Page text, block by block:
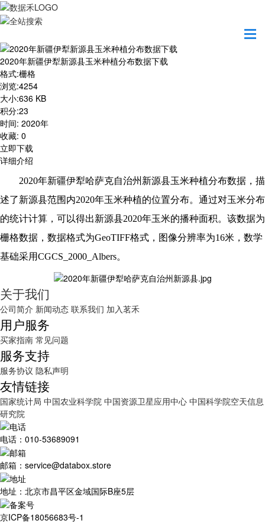
2020年新疆伊犁新源县玉米种植分布数据下载
2020年新疆伊犁新源县玉米种植分布数据下载
格式:栅格
浏览:4254
大小:636 KB
积分:23
时间: 2020年
收藏: 0
立即下载
详细介绍
2020年新疆伊犁哈萨克自治州新源县玉米种植分布数据，描
述了新源县范围内2020年玉米种植的位置分布。通过对玉米分布
的统计计算，可以得出新源县2020年玉米的播种面积。该数据为
栅格数据，数据格式为GeoTIFF格式，图像分辨率为16米，数学
基础采用CGCS_2000_Albers。
关于我们
公司简介 新闻动态 联系我们 加入茗禾
用户服务
买家指南 常见问题
服务支持
服务协议 隐私声明
友情链接
国家统计局 中国农业科学院 中国资源卫星应用中心 中国科学院空天信息
研究院
电话：010-53689091
邮箱：service@databox.store
地址：北京市昌平区金域国际B座5层
京ICP备18056683号-1